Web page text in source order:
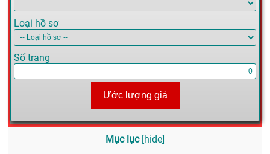
Loại hồ sơ
Số trang
Ước lượng giá
Mục lục [hide]